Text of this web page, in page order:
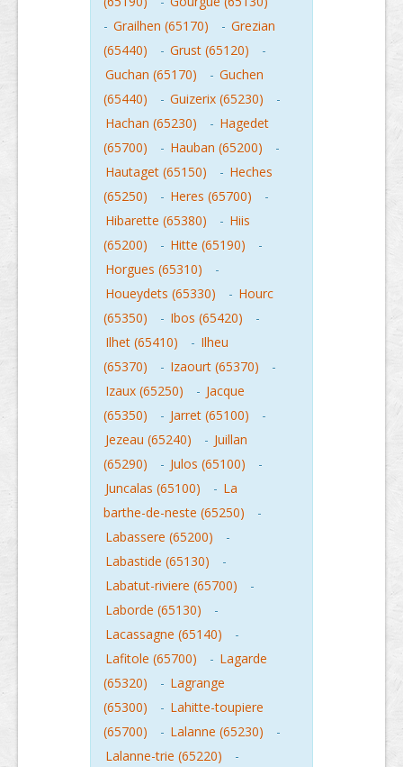
- Grailhen (65170) - Grezian
(65440)
- Grust (65120)
-
Guchan (65170)
- Guchen
(65440)
- Guizerix (65230)
-
Hachan (65230)
- Hagedet
(65700)
- Hauban (65200)
-
Hautaget (65150)
- Heches
(65250)
- Heres (65700)
-
Hibarette (65380)
- Hiis
(65200)
- Hitte (65190)
-
Horgues (65310)
-
Houeydets (65330)
- Hourc
(65350)
- Ibos (65420)
-
Ilhet (65410)
- Ilheu
(65370)
- Izaourt (65370)
-
Izaux (65250)
- Jacque
(65350)
- Jarret (65100)
-
Jezeau (65240)
- Juillan
(65290)
- Julos (65100)
-
Juncalas (65100)
- La
barthe-de-neste (65250)
-
Labassere (65200)
-
Labastide (65130)
-
Labatut-riviere (65700)
-
Laborde (65130)
-
Lacassagne (65140)
-
Lafitole (65700)
- Lagarde
(65320)
- Lagrange
(65300)
- Lahitte-toupiere
(65700)
- Lalanne (65230)
-
Lalanne-trie (65220)
-